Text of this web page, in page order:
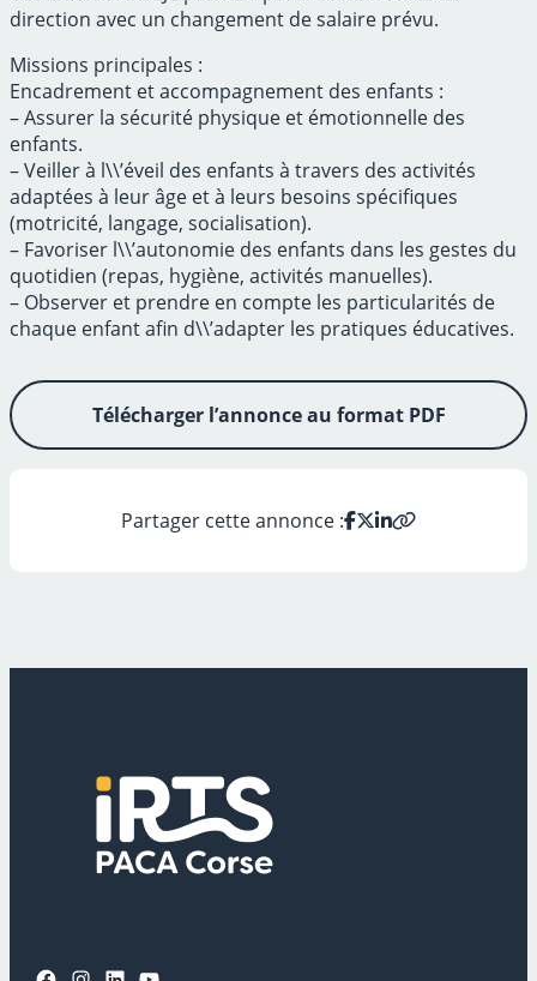
direction avec un changement de salaire prévu.
Missions principales :
Encadrement et accompagnement des enfants :
– Assurer la sécurité physique et émotionnelle des
enfants.
– Veiller à l\\’éveil des enfants à travers des activités
adaptées à leur âge et à leurs besoins spécifiques
(motricité, langage, socialisation).
– Favoriser l\\’autonomie des enfants dans les gestes du
quotidien (repas, hygiène, activités manuelles).
– Observer et prendre en compte les particularités de
chaque enfant afin d\\’adapter les pratiques éducatives.
Télécharger l’annonce au format PDF
Partager cette annonce :